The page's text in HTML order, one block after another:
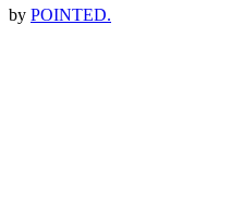
by POINTED.